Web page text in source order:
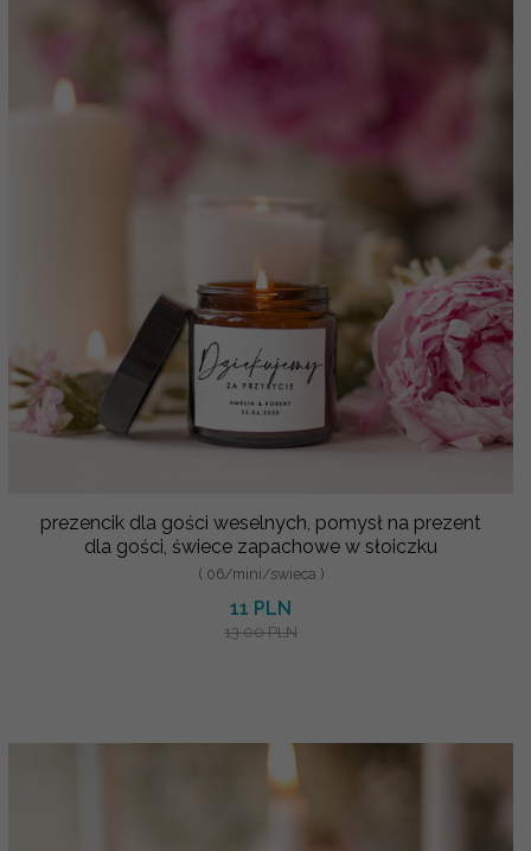
prezencik dla gości weselnych, pomysł na prezent
dla gości, świece zapachowe w słoiczku
( 06/mini/swieca )
11 PLN
13.00 PLN